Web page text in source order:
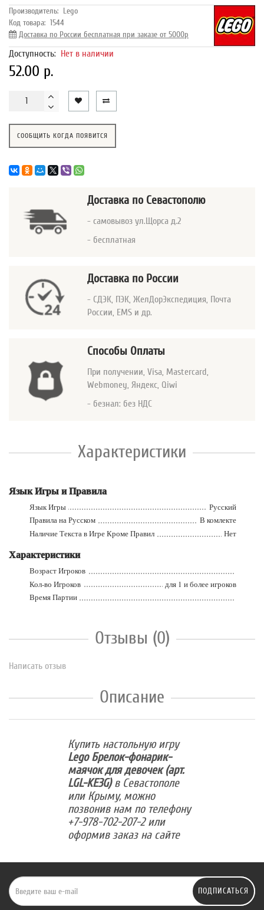
Производитель: Lego
Код товара: 1544
Доставка по России бесплатная при заказе от 5000р
Доступность: Нет в наличии
52.00 р.
СООБЩИТЬ КОГДА ПОЯВИТСЯ
Доставка по Севастополю
- самовывоз ул.Щорса д.2
- бесплатная
Доставка по России
- СДЭК, ПЭК, ЖелДорЭкспедиция, Почта
России, EMS и др.
Способы Оплаты
При получении, Visa, Mastercard
Webmoney, Яндекс, Qiwi
- безнал: без НДС
Характеристики
Язык Игры и Правила
Язык Игры
Русский
Правила на Русском
В комлекте
Наличие Текста в Игре Кроме Правил
Нет
Характеристики
Возраст Игроков
Кол-во Игроков
для 1 и более игроков
Время Партии
Отзывы (0)
Написать отзыв
Описание
Купить настольную игру
Lego Брелок-фонарик-
маячок для девочек (арт.
LGL-KE3G)в Севастополе
или Крыму, можно
позвонив нам по телефону
+7-978-702-207-2 или
оформив заказ на сайте
ПОДПИСАТЬСЯ